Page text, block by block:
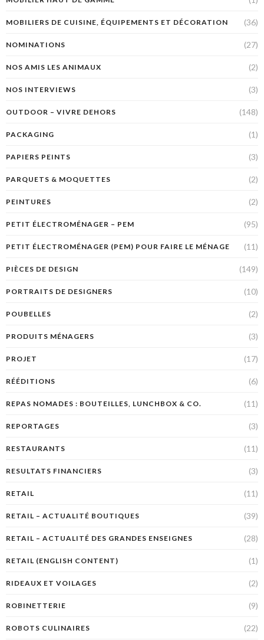
MOBILIERS DE CUISINE, ÉQUIPEMENTS ET DÉCORATION (36)
NOMINATIONS (27)
NOS AMIS LES ANIMAUX (2)
NOS INTERVIEWS (3)
OUTDOOR – VIVRE DEHORS (148)
PACKAGING (1)
PAPIERS PEINTS (3)
PARQUETS & MOQUETTES (2)
PEINTURES (2)
PETIT ÉLECTROMÉNAGER – PEM (95)
PETIT ÉLECTROMÉNAGER (PEM) POUR FAIRE LE MÉNAGE (11)
PIÈCES DE DESIGN (149)
PORTRAITS DE DESIGNERS (10)
POUBELLES (2)
PRODUITS MÉNAGERS (3)
PROJET (17)
RÉÉDITIONS (6)
REPAS NOMADES : BOUTEILLES, LUNCHBOX & CO. (11)
REPORTAGES (3)
RESTAURANTS (11)
RESULTATS FINANCIERS (3)
RETAIL (11)
RETAIL – ACTUALITÉ BOUTIQUES (39)
RETAIL – ACTUALITÉ DES GRANDES ENSEIGNES (28)
RETAIL (ENGLISH CONTENT) (1)
RIDEAUX ET VOILAGES (2)
ROBINETTERIE (9)
ROBOTS CULINAIRES (22)